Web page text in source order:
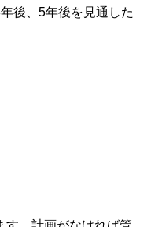
後、5年後を見通した